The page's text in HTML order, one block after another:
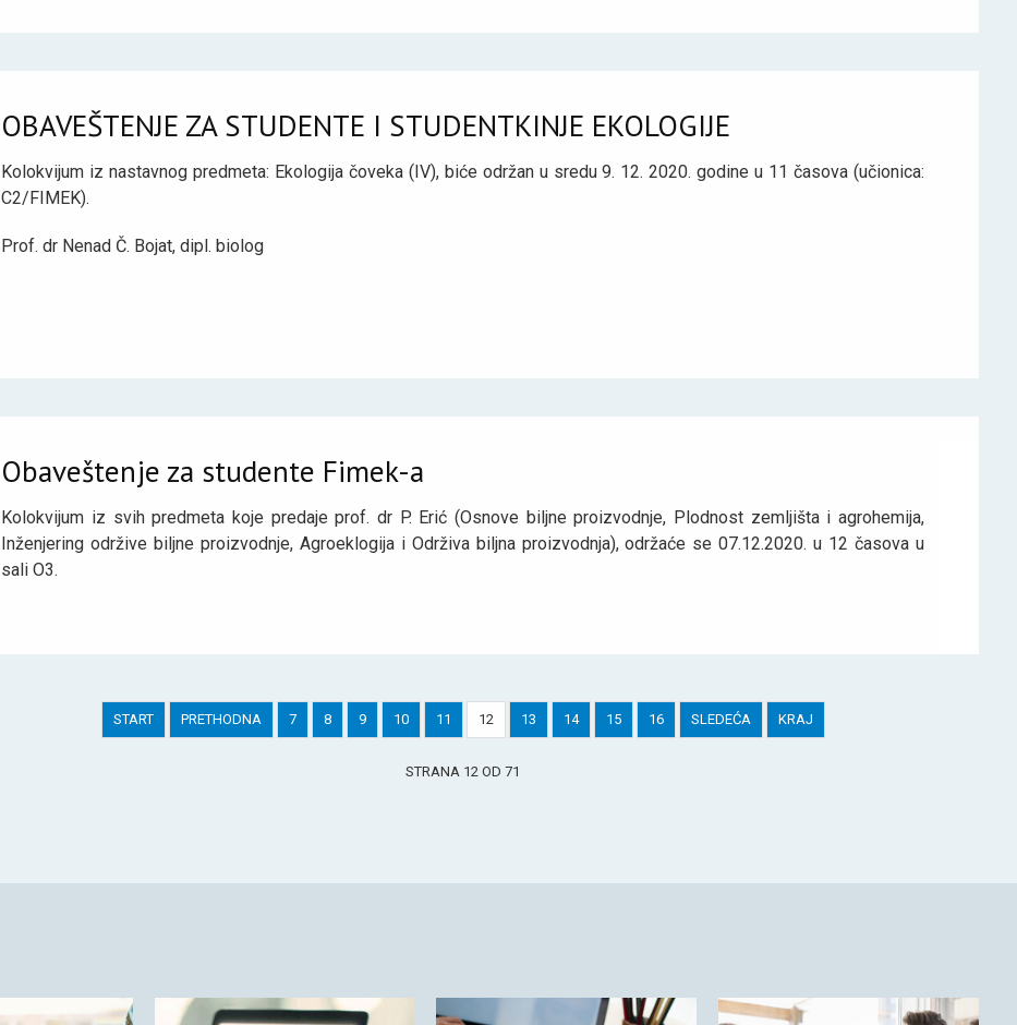
OBAVEŠTENJE ZA STUDENTE I STUDENTKINJE EKOLOGIJE
Kolokvijum iz nastavnog predmeta: Ekologija čoveka (IV), biće održan u sredu 9. 12. 2020. godine u 11 časova (učionica:
C2/FIMEK).
Prof. dr Nenad Č. Bojat, dipl. biolog
Obaveštenje za studente Fimek-a
Kolokvijum iz svih predmeta koje predaje prof. dr P. Erić (Osnove biljne proizvodnje, Plodnost zemljišta i agrohemija,
Inženjering održive biljne proizvodnje, Agroeklogija i Održiva biljna proizvodnja), održaće se 07.12.2020. u 12 časova u
sali O3.
START PRETHODNA 7 8 9 10 11 12 13 14 15 16 SLEDEĆA KRAJ
STRANA 12 OD 71